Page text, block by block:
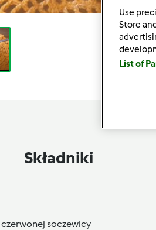
Składniki
czerwonej soczewicy
Use
Store
List of